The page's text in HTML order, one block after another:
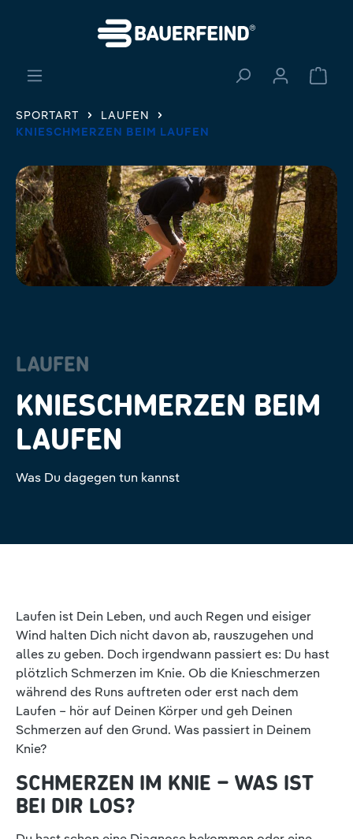
SPORTART
LAUFEN
KNIESCHMERZEN BEIM LAUFEN
LAUFEN
KNIE­SCHMERZEN BEIM
LAUFEN
Was Du dagegen tun kannst
Laufen ist Dein Leben, und auch Regen und eisiger
Wind halten Dich nicht davon ab, rauszugehen und
alles zu geben. Doch irgendwann passiert es: Du hast
plötzlich Schmerzen im Knie. Ob die Knieschmerzen
während des Runs auftreten oder erst nach dem
Laufen – hör auf Deinen Körper und geh Deinen
Schmerzen auf den Grund. Was passiert in Deinem
Knie?
SCHMERZEN IM KNIE – WAS IST
BEI DIR LOS?